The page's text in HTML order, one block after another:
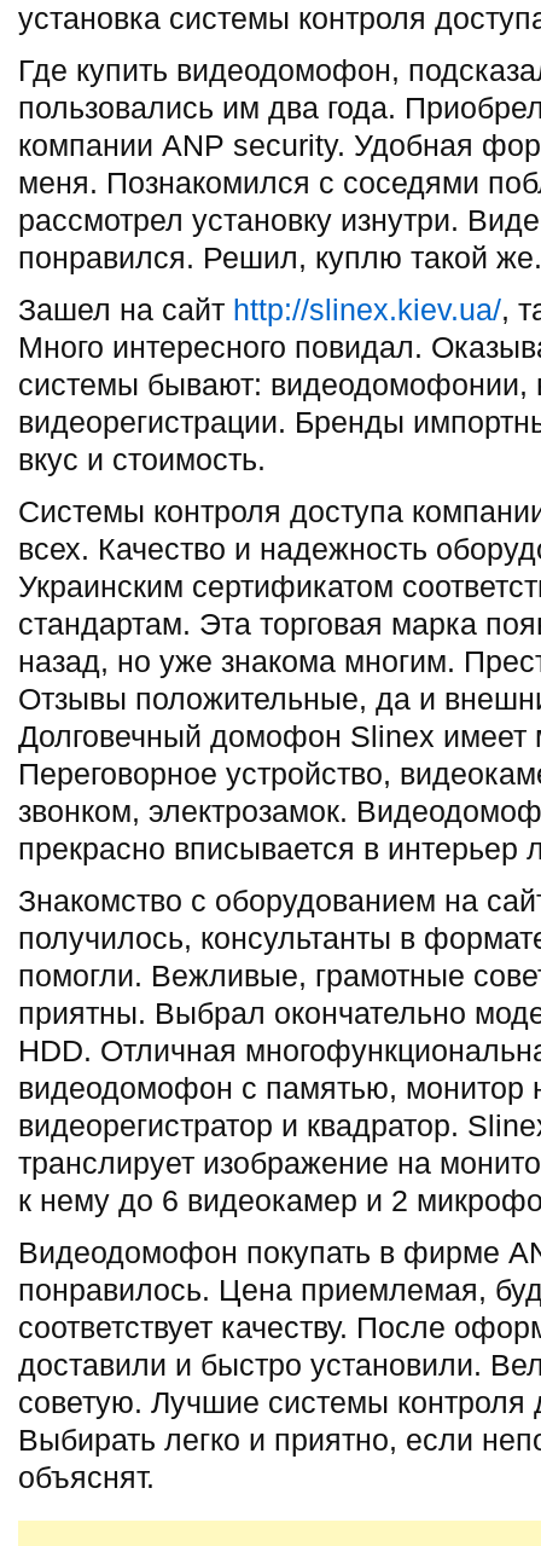
установка системы контроля
Где купить видеодомофон,
пользовались им два года.
компании ANP security. Удобная
меня. Познакомился с соседями
рассмотрел установку изнутри.
понравился. Решил, куплю такой же.
Зашел на сайт http://slinex.kiev.ua/,
Много интересного повидал.
системы бывают: видеодомофонии,
видеорегистрации. Бренды
вкус и стоимость.
Системы контроля доступа
всех. Качество и надежность
Украинским сертификатом
стандартам. Эта торговая марка
назад, но уже знакома многим.
Отзывы положительные, да и
Долговечный домофон Slinex имеет
Переговорное устройство,
звонком, электрозамок.
прекрасно вписывается в
Знакомство с оборудованием на
получилось, консультанты в
помогли. Вежливые, грамотные
приятны. Выбрал окончательно
HDD. Отличная
видеодомофон с памятью, монитор
видеорегистратор и квадратор.
транслирует изображение на
к нему до 6 видеокамер и 2
Видеодомофон покупать в фирме
понравилось. Цена приемлемая,
соответствует качеству. После
доставили и быстро установили.
советую. Лучшие системы контроля
Выбирать легко и приятно, если
объяснят.